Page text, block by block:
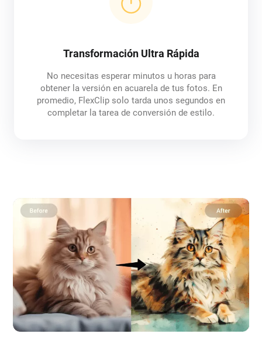
Transformación Ultra Rápida
No necesitas esperar minutos u horas para
obtener la versión en acuarela de tus fotos. En
promedio, FlexClip solo tarda unos segundos en
completar la tarea de conversión de estilo.